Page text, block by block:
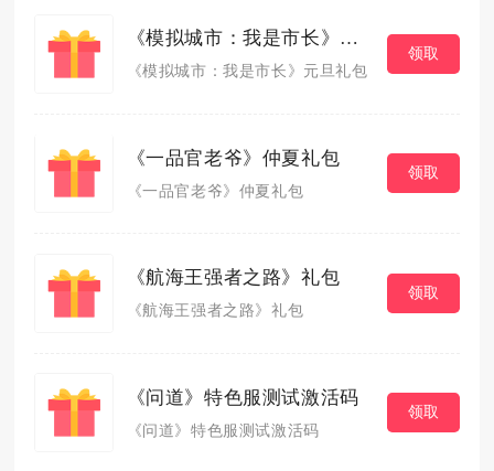
《模拟城市：我是市长》元旦礼包
《模拟城市：我是市长》元旦礼包
领取
《一品官老爷》仲夏礼包
《一品官老爷》仲夏礼包
领取
《航海王强者之路》礼包
《航海王强者之路》礼包
领取
《问道》特色服测试激活码
《问道》特色服测试激活码
领取